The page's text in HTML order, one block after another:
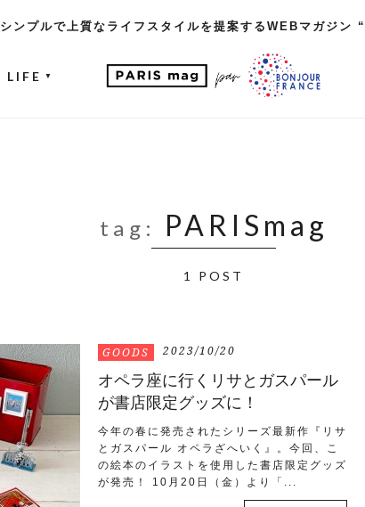
シンプルで上質なライフスタイルを提案するWEBマガジン
LIFE ▼
tag: PARISmag
1 POST
GOODS 2023/10/20
オペラ座に行くリサとガスパール
が書店限定グッズに！
今年の春に発売されたシリーズ最新作『リサ
とガスパール オペラざへいく』。今回、こ
の絵本のイラストを使用した書店限定グッズ
が発売！ 10月20日（金）より「...